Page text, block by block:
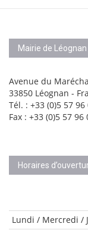
Mairie de Léognan
Avenue du
33850 Léognan -
Tél. : +33 (0)5 57 96
Fax : +33 (0)5 57 96
Horaires
Lundi / Mercredi /